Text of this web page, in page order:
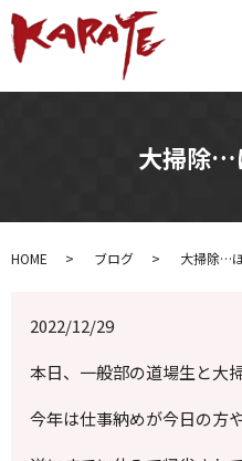
大掃除…
HOME ブログ 大掃除…
2022/12/29
本日、一般部の道場生と大
今年は仕事納めが今日の方や